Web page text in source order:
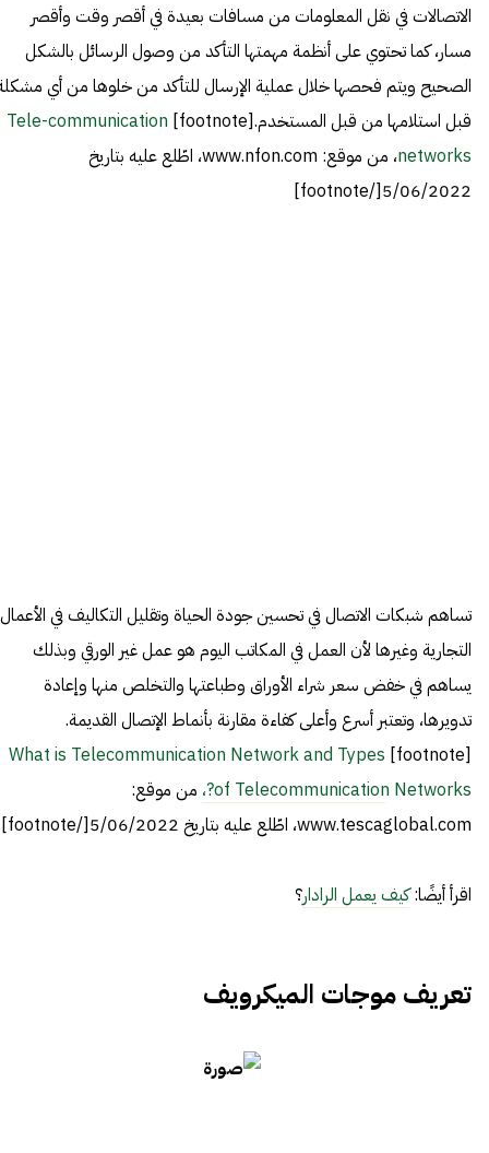
الاتصالات في نقل المعلومات من مسافات بعيدة في أقصر وقت وأقصر
مسار، كما تحتوي على أنظمة مهمتها التأكد من وصول الرسائل بالشكل
الصحيح ويتم فحصها خلال عملية الإرسال للتأكد من خلوها من أي
قبل استلامها من قبل المستخدم.[footnote]
Tele-communication
networks
، من موقع: www.nfon.com، اطّلع عليه بتاريخ
5/06/2022[/footnote]
تساهم شبكات الاتصال في تحسين جودة الحياة وتقليل التكاليف في الأعمال
التجارية وغيرها لأن العمل في المكاتب اليوم هو عمل غير الورقي وبذلك
يساهم في خفض سعر شراء الأوراق وطباعتها والتخلص منها وإعادة
تدويرها، وتعتبر أسرع وأعلى كفاءة مقارنة بأنماط الإتصال القديمة.
[footnote]
What is Telecommunication Network and Types
of Telecommunication Networks?،
من موقع:
www.tescaglobal.com، اطّلع عليه بتاريخ 5/06/2022[/footnote]
اقرأ أيضًا:كيف يعمل الرادار؟
تعريف موجات الميكرويف